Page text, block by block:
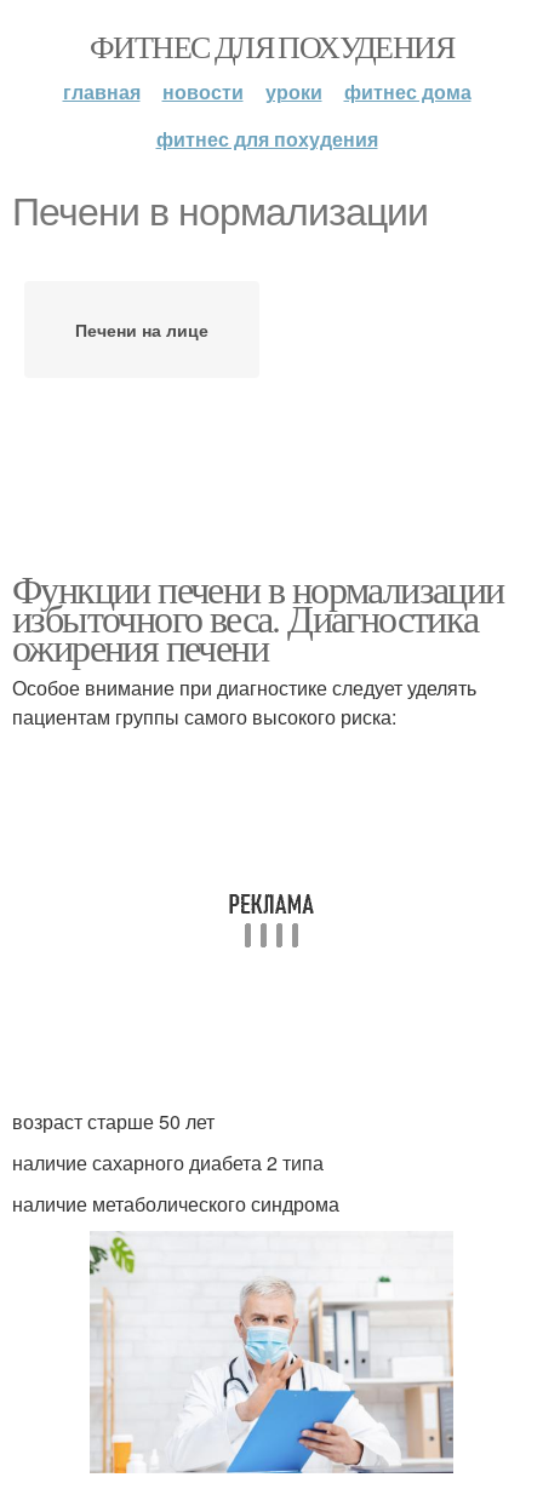
ФИТНЕС ДЛЯ ПОХУДЕНИЯ
главная новости уроки
фитнес дома
фитнес для похудения
Печени в нормализации
Печени на лице
Функции печени в нормализации
избыточного веса. Диагностика
ожирения печени
Особое внимание при диагностике следует уделять
пациентам группы самого высокого риска:
возраст старше 50 лет
наличие сахарного диабета 2 типа
наличие метаболического синдрома